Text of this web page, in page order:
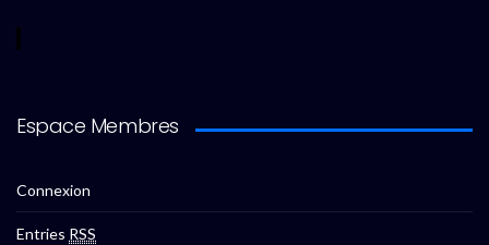
Espace Membres
Connexion
Entries RSS